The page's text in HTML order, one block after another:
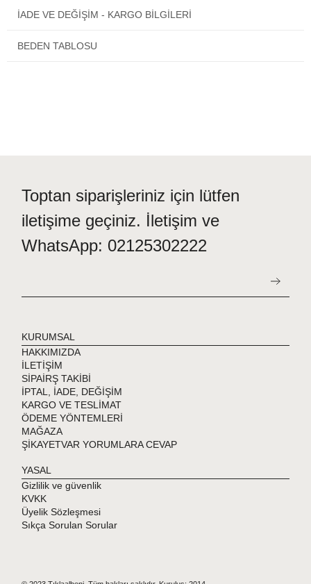
tutan hediyelerin olduğu bilinmektedir.
beremodellerini inceleyip sipariş verebilirsiniz.
İADE VE DEĞİŞİM - KARGO BİLGİLERİ
BEDEN TABLOSU
Toptan siparişleriniz için lütfen
iletişime geçiniz. İletişim ve
WhatsApp: 02125302222
KURUMSAL
HAKKIMIZDA
İLETİŞİM
SİPAİRŞ TAKİBİ
İPTAL, İADE, DEĞİŞİM
KARGO VE TESLİMAT
ÖDEME YÖNTEMLERİ
MAĞAZA
ŞİKAYETVAR YORUMLARA CEVAP
YASAL
Gizlilik ve güvenlik
KVKK
Üyelik Sözleşmesi
Sıkça Sorulan Sorular